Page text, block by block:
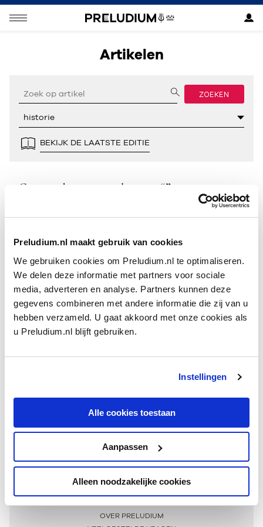
Preludium.nl maakt gebruik van cookies
We gebruiken cookies om Preludium.nl te optimaliseren.
We delen deze informatie met partners voor sociale
media, adverteren en analyse. Partners kunnen deze
gegevens combineren met andere informatie die zij van u
hebben verzameld. U gaat akkoord met onze cookies als
u Preludium.nl blijft gebruiken.
Instellingen
Alle cookies toestaan
Aanpassen
Alleen noodzakelijke cookies
Artikelen
ZOEKEN
BEKIJK DE LAATSTE EDITIE
Geen resultaten gevonden voor “”.
Meer informatie
OVER PRELUDIUM